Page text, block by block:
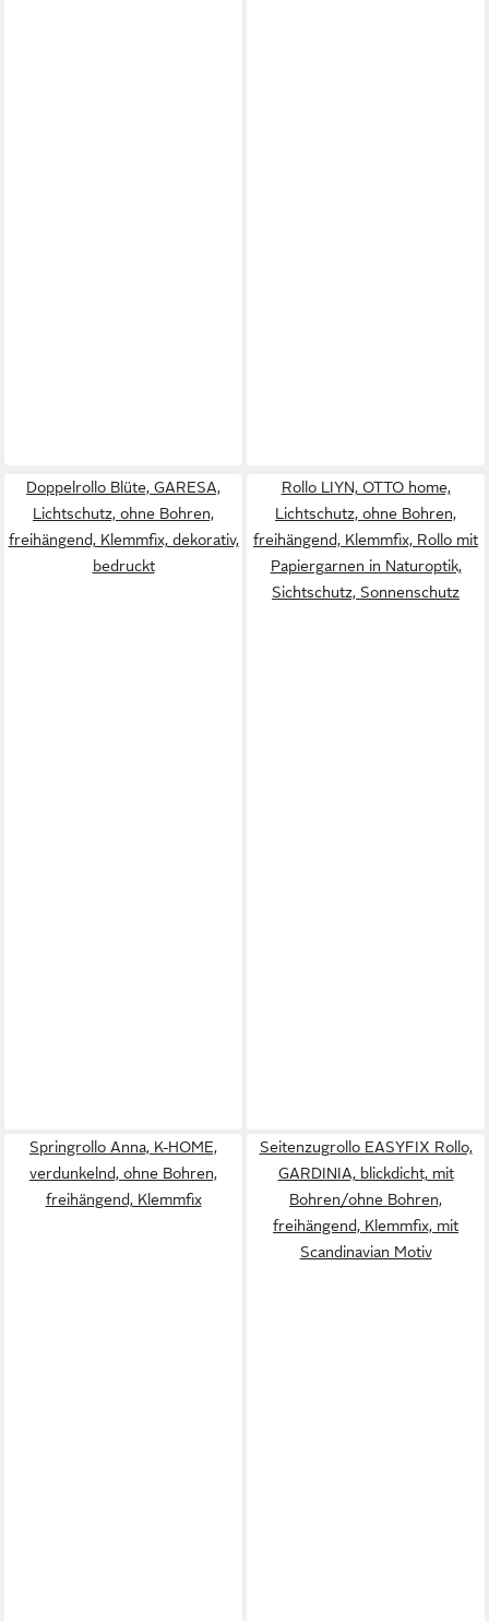
Doppelrollo Blüte, GARESA,
Lichtschutz, ohne Bohren,
freihängend, Klemmfix, dekorativ,
bedruckt
Rollo LIYN, OTTO home,
Lichtschutz, ohne Bohren,
freihängend, Klemmfix, Rollo mit
Papiergarnen in Naturoptik,
Sichtschutz, Sonnenschutz
Springrollo Anna, K-HOME,
verdunkelnd, ohne Bohren,
freihängend, Klemmfix
Seitenzugrollo EASYFIX Rollo,
GARDINIA, blickdicht, mit
Bohren/ohne Bohren,
freihängend, Klemmfix, mit
Scandinavian Motiv